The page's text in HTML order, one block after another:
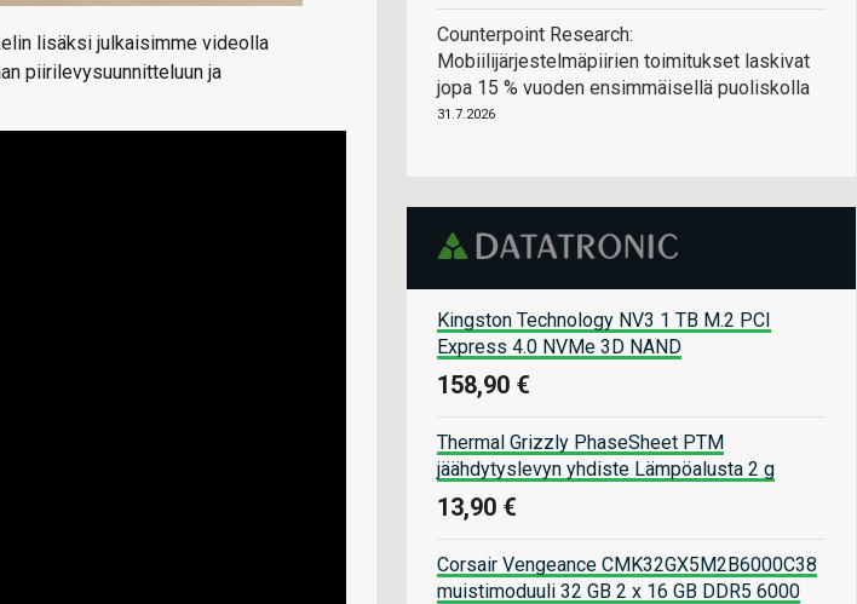
lisäksi julkaisimme videolla
piirilevysuunnitteluun ja
Counterpoint Research:
Mobiilijärjestelmäpiirien toimitukset laskivat
jopa 15 % vuoden ensimmäisellä puoliskolla
31.7.2026
Kingston Technology NV3 1 TB M.2 PCI
Express 4.0 NVMe 3D NAND
158,90 €
Thermal Grizzly PhaseSheet PTM
jäähdytyslevyn yhdiste Lämpöalusta 2 g
13,90 €
Corsair Vengeance CMK32GX5M2B6000C38
muistimoduuli 32 GB 2 x 16 GB DDR5 6000